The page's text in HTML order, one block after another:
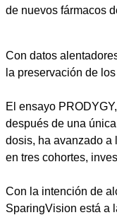
de nuevos fármacos
Con datos
la preservación de
El ensayo
después de una
dosis, ha avanzado a
en tres cohortes,
Con la intención de
SparingVision está a